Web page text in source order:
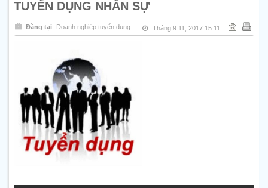
TUYỂN DỤNG NHÂN SỰ
Đăng tại Doanh nghiệp tuyển dụng Tháng 9 11, 2017 15:11